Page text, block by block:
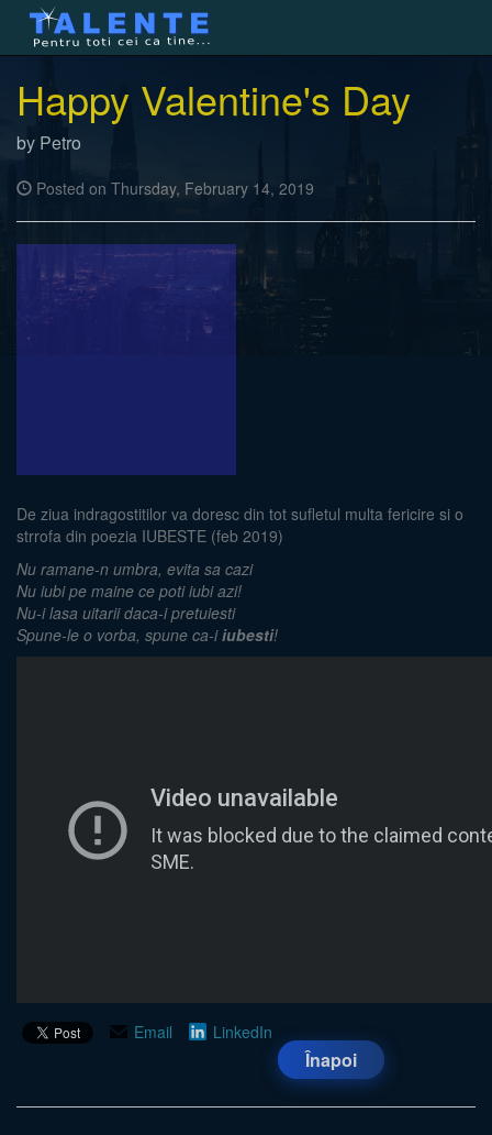
Happy Valentine's Day
by Petro
Posted on Thursday, February 14, 2019
De ziua indragostitilor va doresc din tot sufletul multa fericire si o
strrofa din poezia IUBESTE (feb 2019)
Nu ramane-n umbra, evita sa cazi
Nu iubi pe maine ce poti iubi azi!
Nu-i lasa uitarii daca-i pretuiesti
Spune-le o vorba, spune ca-iiubesti!
Email LinkedIn
Înapoi